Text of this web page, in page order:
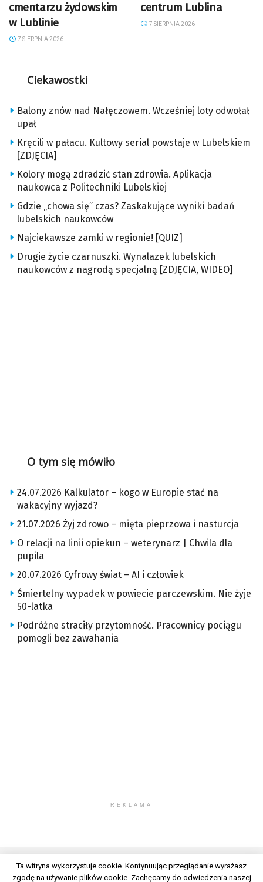
cmentarzu żydowskim
w Lublinie
7 SIERPNIA 2026
centrum Lublina
7 SIERPNIA 2026
Ciekawostki
Balony znów nad Nałęczowem. Wcześniej loty odwołał
upał
Kręcili w pałacu. Kultowy serial powstaje w Lubelskiem
[ZDJĘCIA]
Kolory mogą zdradzić stan zdrowia. Aplikacja
naukowca z Politechniki Lubelskiej
Gdzie „chowa się” czas? Zaskakujące wyniki badań
lubelskich naukowców
Najciekawsze zamki w regionie! [QUIZ]
Drugie życie czarnuszki. Wynalazek lubelskich
naukowców z nagrodą specjalną [ZDJĘCIA, WIDEO]
O tym się mówiło
24.07.2026 Kalkulator – kogo w Europie stać na
wakacyjny wyjazd?
21.07.2026 Żyj zdrowo – mięta pieprzowa i nasturcja
O relacji na linii opiekun – weterynarz | Chwila dla
pupila
20.07.2026 Cyfrowy świat – AI i człowiek
Śmiertelny wypadek w powiecie parczewskim. Nie żyje
50-latka
Podróżne straciły przytomność. Pracownicy pociągu
pomogli bez zawahania
REKLAMA
Ta witryna wykorzystuje cookie. Kontynuując przeglądanie wyrażasz
zgodę na używanie plików cookie. Zachęcamy do odwiedzenia naszej